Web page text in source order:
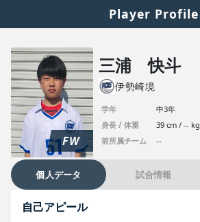
Player Profile
FW
三浦 快斗
伊勢崎境
学年
中3年
身長 / 体重
39 cm / -- kg
前所属チーム
--
個人データ 試合情報
自己アピール